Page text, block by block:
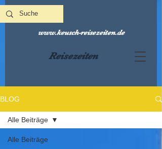
Reisezeiten
www.keusch-reisezeiten.de
BLOG
Alle Beiträge
Alle Beiträge